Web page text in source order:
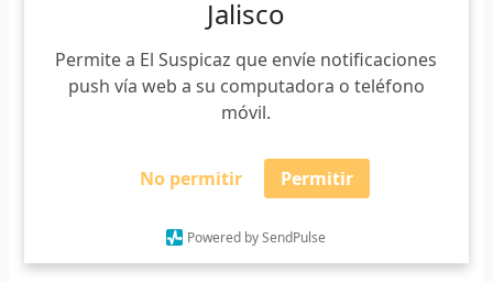
Jalisco
Permite a El Suspicaz que envíe notificaciones
push vía web a su computadora o teléfono
móvil.
No permitir Permitir
Powered by SendPulse
Zapotlán de Vadillo y Zapotlán el Grande.
Suscríbete a nuestro boletín